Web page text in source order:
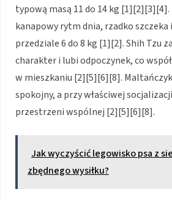
typową masą 11 do 14 kg
kanapowy rytm dnia, rzadko szczeka
przedziale 6 do 8 kg [1][2]. Shih Tzu
charakter i lubi odpoczynek, co
w mieszkaniu [2][5][6][8].
spokojny, a przy właściwej
przestrzeni wspólnej [2][5][6][8].
Jak wyczyścić legowisko psa z
zbędnego wysiłku?